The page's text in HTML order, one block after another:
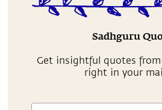
Sadhguru
Get insightful quotes
right in your